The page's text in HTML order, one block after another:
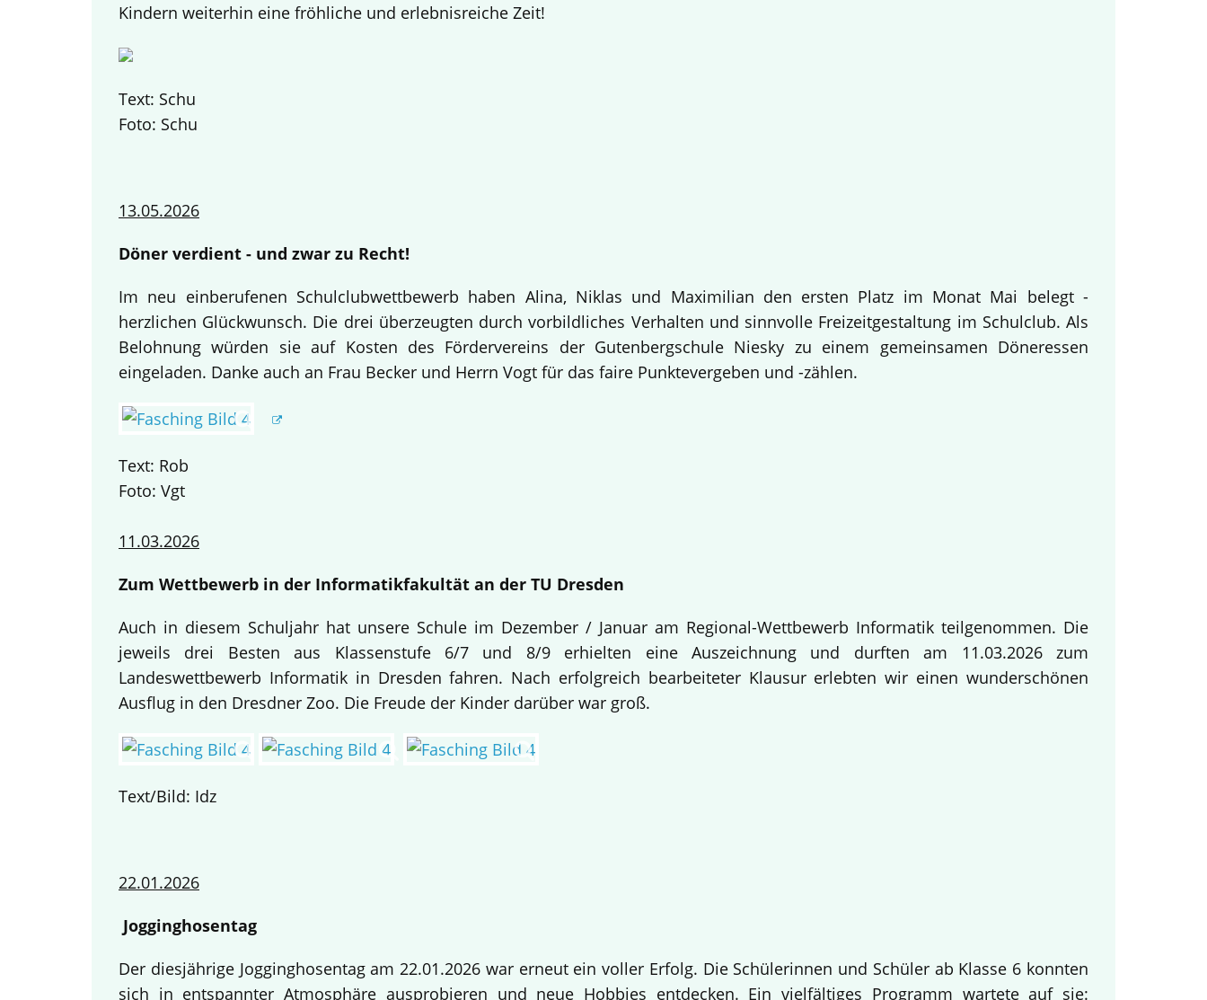
Kindern weiterhin eine fröhliche und erlebnisreiche Zeit!
Text: Schu
Foto: Schu
13.05.2026
Döner verdient - und zwar zu Recht!
Im neu einberufenen Schulclubwettbewerb haben Alina, Niklas und Maximilian den ersten Platz im Monat Mai belegt -
herzlichen Glückwunsch. Die drei überzeugten durch vorbildliches Verhalten und sinnvolle Freizeitgestaltung im Schulclub. Als
Belohnung würden sie auf Kosten des Fördervereins der Gutenbergschule Niesky zu einem gemeinsamen Döneressen
eingeladen. Danke auch an Frau Becker und Herrn Vogt für das faire Punktevergeben und -zählen.
Text: Rob
Foto: Vgt
11.03.2026
Zum Wettbewerb in der Informatikfakultät an der TU Dresden
Auch in diesem Schuljahr hat unsere Schule im Dezember / Januar am Regional-Wettbewerb Informatik teilgenommen. Die
jeweils drei Besten aus Klassenstufe 6/7 und 8/9 erhielten eine Auszeichnung und durften am 11.03.2026 zum
Landeswettbewerb Informatik in Dresden fahren. Nach erfolgreich bearbeiteter Klausur erlebten wir einen wunderschönen
Ausflug in den Dresdner Zoo. Die Freude der Kinder darüber war groß.
Text/Bild: Idz
22.01.2026
Jogginghosentag
Der diesjährige Jogginghosentag am 22.01.2026 war erneut ein voller Erfolg. Die Schülerinnen und Schüler ab Klasse 6 konnten
sich in entspannter Atmosphäre ausprobieren und neue Hobbies entdecken. Ein vielfältiges Programm wartete auf sie: